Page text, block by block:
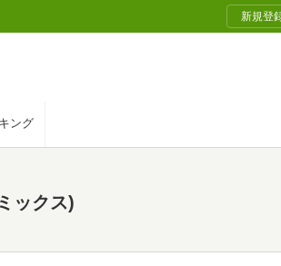
新規登
ング
ックス)